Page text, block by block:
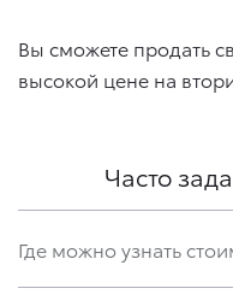
Вы сможете продать
высокой цене на
Часто
Где можно узнать